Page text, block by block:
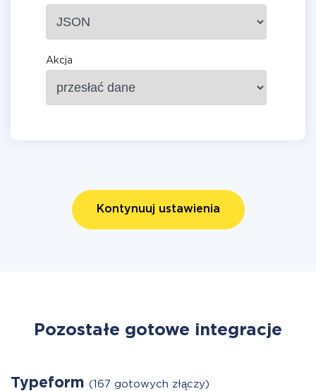
Akcja
Kontynuuj ustawienia
Pozostałe gotowe integracje
Typeform (167 gotowych złączy)